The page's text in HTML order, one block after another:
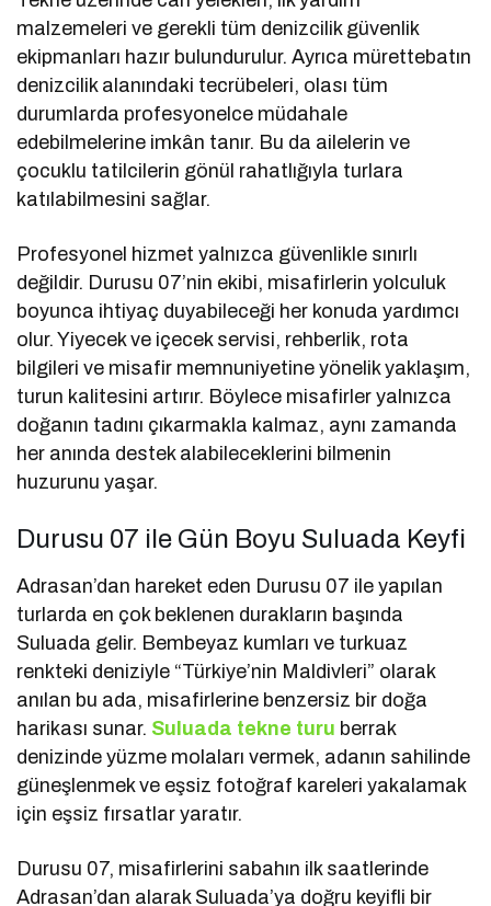
malzemeleri ve gerekli tüm denizcilik güvenlik
ekipmanları hazır bulundurulur. Ayrıca mürettebatın
denizcilik alanındaki tecrübeleri, olası tüm
durumlarda profesyonelce müdahale
edebilmelerine imkân tanır. Bu da ailelerin ve
çocuklu tatilcilerin gönül rahatlığıyla turlara
katılabilmesini sağlar.
Profesyonel hizmet yalnızca güvenlikle sınırlı
değildir. Durusu 07’nin ekibi, misafirlerin yolculuk
boyunca ihtiyaç duyabileceği her konuda yardımcı
olur. Yiyecek ve içecek servisi, rehberlik, rota
bilgileri ve misafir memnuniyetine yönelik yaklaşım,
turun kalitesini artırır. Böylece misafirler yalnızca
doğanın tadını çıkarmakla kalmaz, aynı zamanda
her anında destek alabileceklerini bilmenin
huzurunu yaşar.
Durusu 07 ile Gün Boyu Suluada Keyfi
Adrasan’dan hareket eden Durusu 07 ile yapılan
turlarda en çok beklenen durakların başında
Suluada gelir. Bembeyaz kumları ve turkuaz
renkteki deniziyle “Türkiye’nin Maldivleri” olarak
anılan bu ada, misafirlerine benzersiz bir doğa
harikası sunar. Suluada tekne turu berrak
denizinde yüzme molaları vermek, adanın sahilinde
güneşlenmek ve eşsiz fotoğraf kareleri yakalamak
için eşsiz fırsatlar yaratır.
Durusu 07, misafirlerini sabahın ilk saatlerinde
Adrasan’dan alarak Suluada’ya doğru keyifli bir